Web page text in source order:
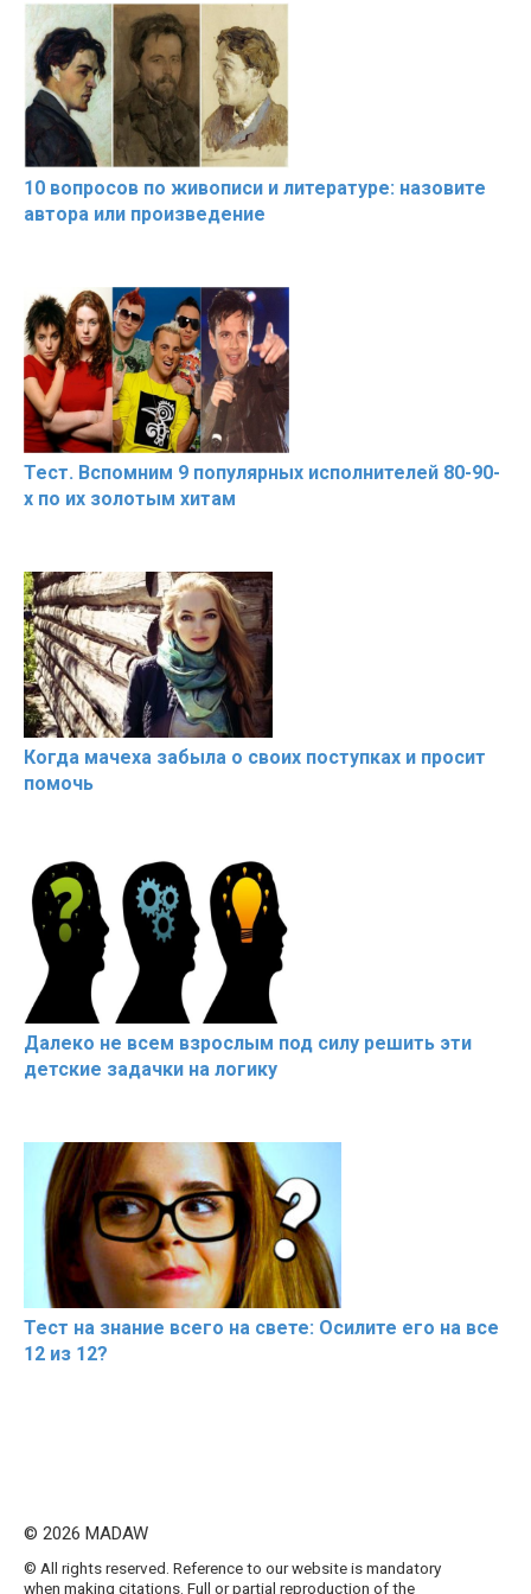
10 вопросов по живописи и литературе: назовите
автора или произведение
Тест. Вспомним 9 популярных исполнителей 80-90-
х по их золотым хитам
Когда мачеха забыла о своих поступках и просит
помочь
Далеко не всем взрослым под силу решить эти
детские задачки на логику
Тест на знание всего на свете: Осилите его на все
12 из 12?
© 2026 MADAW
© All rights reserved. Reference to our website is mandatory
when making citations. Full or partial reproduction of the